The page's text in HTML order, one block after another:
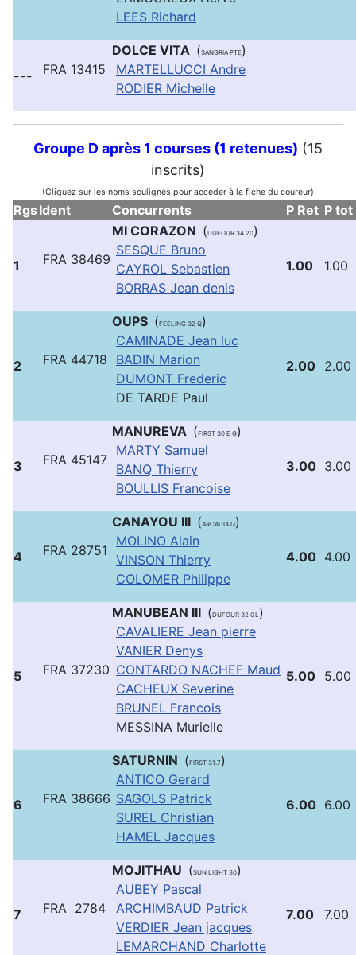
LEES Richard
--- FRA 13415
DOLCE VITA (SANGRIA PTE)
MARTELLUCCI Andre
RODIER Michelle
Groupe D après 1 courses (1 retenues) (15
inscrits)
(Cliquez sur les noms soulignés pour accéder à la fiche du coureur)
RgsIdent Concurrents P Ret P tot
1 FRA 38469
MI CORAZON (DUFOUR 34 20)
SESQUE Bruno
CAYROL Sebastien
BORRAS Jean denis
1.00 1.00
2 FRA 44718
OUPS (FEELING 32 Q)
CAMINADE Jean luc
BADIN Marion
DUMONT Frederic
DE TARDE Paul
2.00 2.00
3 FRA 45147
MANUREVA (FIRST 30 E G)
MARTY Samuel
BANQ Thierry
BOULLIS Francoise
3.00 3.00
4 FRA 28751
CANAYOU III (ARCADIA Q)
MOLINO Alain
VINSON Thierry
COLOMER Philippe
4.00 4.00
5 FRA 37230
MANUBEAN III (DUFOUR 32 CL )
CAVALIERE Jean pierre
VANIER Denys
CONTARDO NACHEF Maud
CACHEUX Severine
BRUNEL Francois
MESSINA Murielle
5.00 5.00
6 FRA 38666
SATURNIN (FIRST 31.7 )
ANTICO Gerard
SAGOLS Patrick
SUREL Christian
HAMEL Jacques
6.00 6.00
7 FRA 2784
MOJITHAU (SUN LIGHT 30)
AUBEY Pascal
ARCHIMBAUD Patrick
VERDIER Jean jacques
LEMARCHAND Charlotte
7.00 7.00